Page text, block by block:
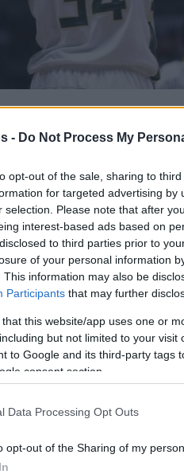
- Do Not Process My
opt-out of the sale, sharing to
for targeted advertising
selection. Please note that after
interest-based ads based on
to third parties prior to
of your personal information
This information may also be
Participants that may further
that this website/app uses one or
but not limited to your
to Google and its third-party tags
consent section.
Data Processing Opt Outs
opt-out of the Sharing of my
σου πηγή για
μήνας των Μιλγουόκι
το οποίο έπεσαν από την
Tης Eurohoops
info@eurohoops.net
ΟΓιάννης
Τζαμπάρι Πάρκερ
στάθηκε αρκετό
στο ρόστερ των